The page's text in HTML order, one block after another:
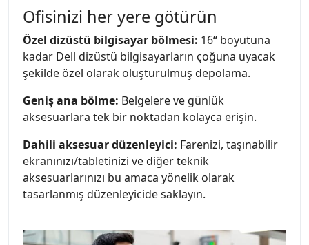
Ofisinizi her yere götürün
Özel dizüstü bilgisayar bölmesi: 16“ boyutuna
kadar Dell dizüstü bilgisayarların çoğuna uyacak
şekilde özel olarak oluşturulmuş depolama.
Geniş ana bölme: Belgelere ve günlük
aksesuarlara tek bir noktadan kolayca erişin.
Dahili aksesuar düzenleyici: Farenizi, taşınabilir
ekranınızı/tabletinizi ve diğer teknik
aksesuarlarınızı bu amaca yönelik olarak
tasarlanmış düzenleyicide saklayın.